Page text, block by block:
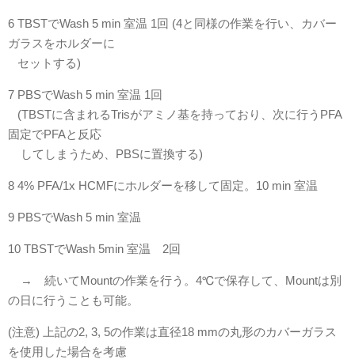
6 TBSTでWash 5 min 室温 1回 (4と同様の作業を行い、カバー
ガラスをホルダーに
セットする)
7 PBSでWash 5 min 室温 1回
(TBSTに含まれるTrisがアミノ基を持っており、次に行うPFA
固定でPFAと反応
してしまうため、PBSに置換する)
8 4% PFA/1x HCMFにホルダーを移して固定。10 min 室温
9 PBSでWash 5 min 室温
10 TBSTでWash 5min 室温 2回
→ 続いてMountの作業を行う。4℃で保存して、Mountは別
の日に行うことも可能。
(注意) 上記の2, 3, 5の作業は直径18 mmの丸形のカバーガラス
を使用した場合を考慮